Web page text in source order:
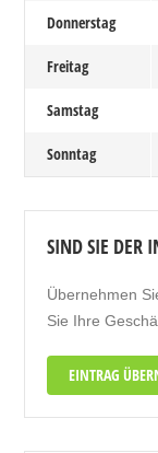
Donnerstag
Freitag
Samstag
Sonntag
SIND SIE DER
Übernehmen
Sie Ihre
EINTRAG